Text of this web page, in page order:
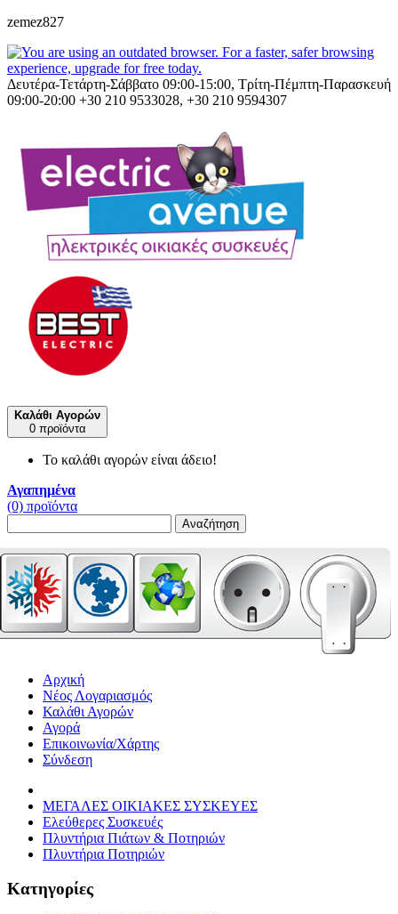
zemez827
Δευτέρα-Τετάρτη-Σάββατο 09:00-15:00, Τρίτη-Πέμπτη-Παρασκευή
09:00-20:00 +30 210 9533028, +30 210 9594307
Καλάθι Αγορών
0 προϊόντα
Το καλάθι αγορών είναι άδειο!
Αγαπημένα
(0) προϊόντα
Αναζήτηση
Αρχική
Νέος Λογαριασμός
Καλάθι Αγορών
Αγορά
Επικοινωνία/Χάρτης
Σύνδεση
ΜΕΓΑΛΕΣ ΟΙΚΙΑΚΕΣ ΣΥΣΚΕΥΕΣ
Ελεύθερες Συσκευές
Πλυντήρια Πιάτων & Ποτηριών
Πλυντήρια Ποτηριών
Κατηγορίες